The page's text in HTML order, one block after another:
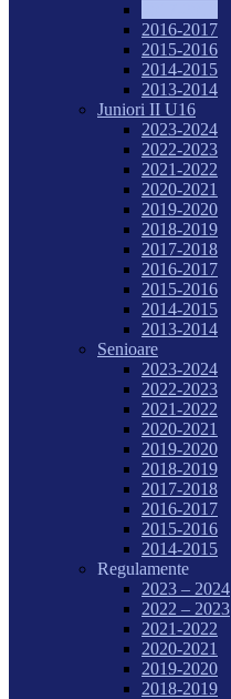
2016-2017
2015-2016
2014-2015
2013-2014
Juniori II U16
2023-2024
2022-2023
2021-2022
2020-2021
2019-2020
2018-2019
2017-2018
2016-2017
2015-2016
2014-2015
2013-2014
Senioare
2023-2024
2022-2023
2021-2022
2020-2021
2019-2020
2018-2019
2017-2018
2016-2017
2015-2016
2014-2015
Regulamente
2023 – 2024
2022 – 2023
2021-2022
2020-2021
2019-2020
2018-2019